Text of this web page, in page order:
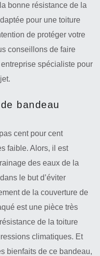
bonne résistance de la
pour une toiture
de protéger votre
conseillons de faire
spécialiste pour
bandeau
cent pour cent
faible. Alors, il est
des eaux de la
le but d’éviter
de la couverture de
est une pièce très
de la toiture
climatiques. Et
bienfaits de ce bandeau,